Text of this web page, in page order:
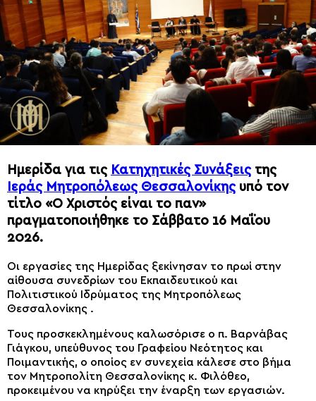
Ημερίδα για τις Κατηχητικές Συνάξεις της
Ιεράς Μητροπόλεως Θεσσαλονίκης υπό τον
τίτλο «Ο Χριστός είναι το παν»
πραγματοποιήθηκε το Σάββατο 16 Μαΐου
2026.
Οι εργασίες της Ημερίδας ξεκίνησαν το πρωί στην
αίθουσα συνεδρίων του Εκπαιδευτικού και
Πολιτιστικού Ιδρύματος της Μητροπόλεως
Θεσσαλονίκης .
Τους προσκεκλημένους καλωσόρισε ο π. Βαρνάβας
Γιάγκου, υπεύθυνος του Γραφείου Νεότητος και
Ποιμαντικής, ο οποίος εν συνεχεία κάλεσε στο βήμα
τον Μητροπολίτη Θεσσαλονίκης κ. Φιλόθεο,
προκειμένου να κηρύξει την έναρξη των εργασιών.